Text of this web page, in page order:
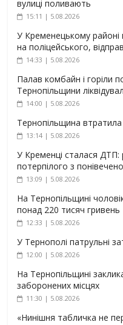
вулиці поливають
15:11 | 5.08.2026
У Кременецькому районі
на поліцейського,
14:33 | 5.08.2026
Палав комбайн і горіли
Тернопільщини
14:00 | 5.08.2026
Тернопільщина
13:14 | 5.08.2026
У Кременці сталася ДТП:
потерпілого з
13:09 | 5.08.2026
На Тернопільщині
понад 220 тисяч гривень
12:33 | 5.08.2026
У Тернополі патрульні
12:00 | 5.08.2026
На Тернопільщині
заборонених місцях
11:30 | 5.08.2026
«Нинішня табличка не